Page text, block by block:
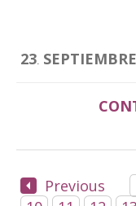
23. SEPTIEMBRE
Previous